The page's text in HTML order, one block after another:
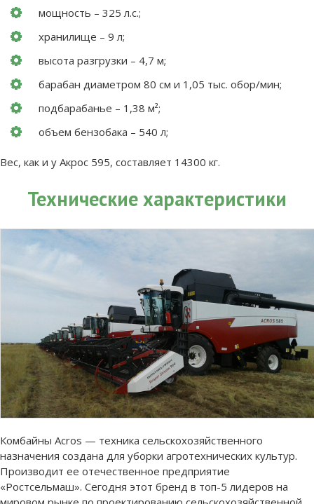
мощность – 325 л.с.;
хранилище – 9 л;
высота разгрузки – 4,7 м;
барабан диаметром 80 см и 1,05 тыс. обор/мин;
подбарабанье – 1,38 м²;
объем бензобака – 540 л;
Вес, как и у Акрос 595, составляет 14300 кг.
Технические характеристики
Комбайны Acros — техника сельскохозяйственного
назначения создана для уборки агротехнических культур.
Производит ее отечественное предприятие
«Ростсельмаш». Сегодня этот бренд в топ-5 лидеров на